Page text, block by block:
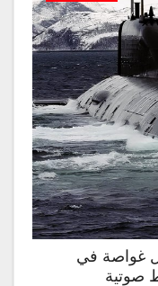
غواصة في
صوتية